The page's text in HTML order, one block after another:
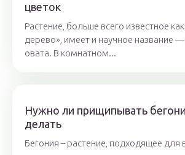
цветок
Растение, больше всего известное
дерево», имеет и научное название —
овата. В комнатном...
Нужно ли прищипывать
делать
Бегония – растение, подходящее для